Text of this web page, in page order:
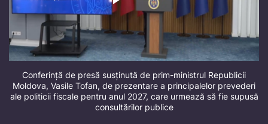
Conferință de presă susținută de prim-ministrul Republicii
Moldova, Vasile Tofan, de prezentare a principalelor prevederi
ale politicii fiscale pentru anul 2027, care urmează să fie supusă
consultărilor publice